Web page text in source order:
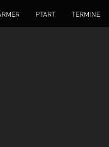
PTART TERMINE